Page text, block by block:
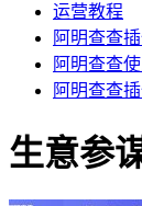
运营教程
阿明查查
阿明查查
阿明查查
生意参